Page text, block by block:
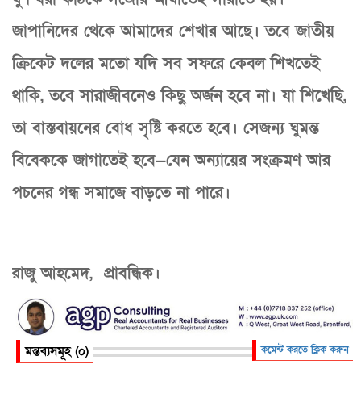
জাপানিদের থেকে আমাদের শেখার আছে। তবে জাতীয়
ক্রিকেট দলের মতো যদি সব সফরে কেবল শিখতেই
থাকি, তবে সারাজীবনেও কিছু অর্জন হবে না। যা শিখেছি,
তা বাস্তবায়নের বোধ সৃষ্টি করতে হবে। সেজন্য ঘুমন্ত
বিবেককে জাগাতেই হবে—যেন অন্যায়ের সংক্রমণ আর
পচনের গন্ধ সমাজে বাড়তে না পারে।
রাজু আহমেদ, প্রাবন্ধিক।
মন্তব্যসমূহ (০) কমেন্ট করতে ক্লিক করুন